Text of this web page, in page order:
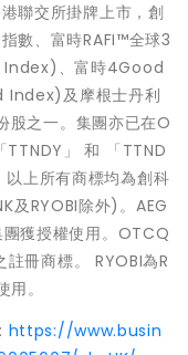
聯交所掛牌上市，創
數、富時RAFI™全球3
、富時4Good
Index)及摩根士丹利
股之一。集團亦已在O
」 和 「TTND
上所有商標均為創科
及RYOBI除外)。AEG
獲授權使用。OTCQ
冊商標。 RYOBI為R
。
https://www.busin